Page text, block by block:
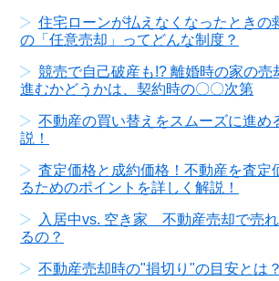
住宅ローンが払えなくなったときの
の「任意売却」ってどんな制度？
競売で自己破産も!? 離婚時の家の売
進むかどうかは、契約時の〇〇次第
不動産の買い替えをスムーズに進め
説！
査定価格と成約価格！不動産を査定
るためのポイントを詳しく解説！
入居中vs. 空き家 不動産売却で売
るの？
不動産売却時の"損切り"の目安とは？